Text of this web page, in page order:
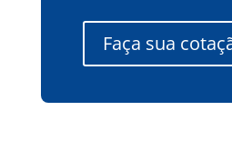
Faça sua